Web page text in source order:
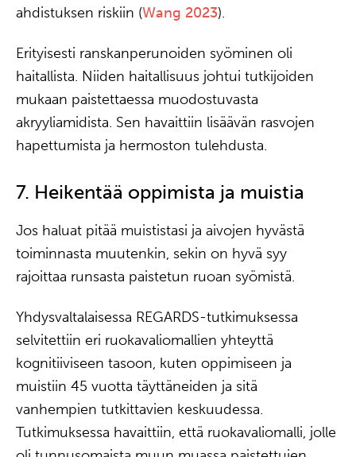
ahdistuksen riskiin (Wang 2023).
Erityisesti ranskanperunoiden syöminen oli
haitallista. Niiden haitallisuus johtui tutkijoiden
mukaan paistettaessa muodostuvasta
akryyliamidista. Sen havaittiin lisäävän rasvojen
hapettumista ja hermoston tulehdusta.
7. Heikentää oppimista ja muistia
Jos haluat pitää muististasi ja aivojen hyvästä
toiminnasta muutenkin, sekin on hyvä syy
rajoittaa runsasta paistetun ruoan syömistä.
Yhdysvaltalaisessa REGARDS-tutkimuksessa
selvitettiin eri ruokavaliomallien yhteyttä
kognitiiviseen tasoon, kuten oppimiseen ja
muistiin 45 vuotta täyttäneiden ja sitä
vanhempien tutkittavien keskuudessa.
Tutkimuksessa havaittiin, että ruokavaliomalli, jolle